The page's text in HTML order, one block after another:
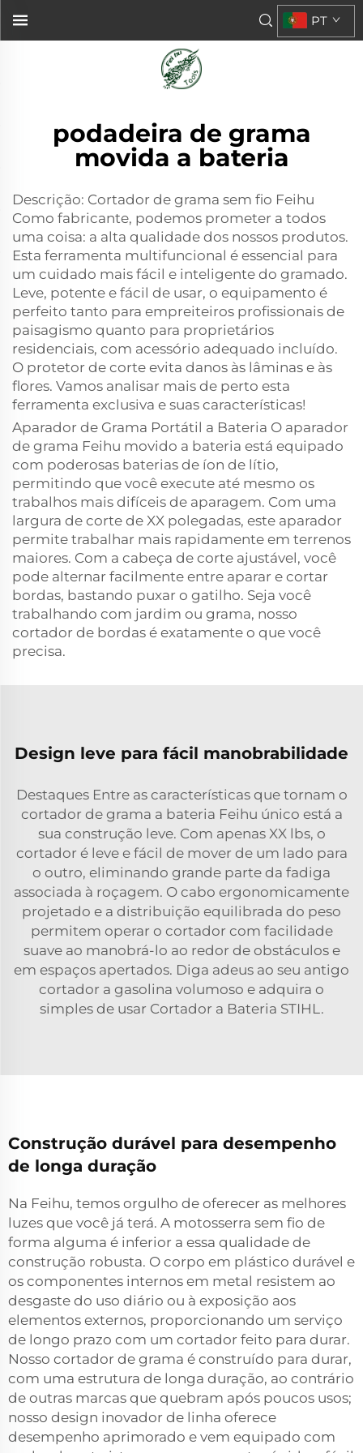
PT
podadeira de grama
movida a bateria
Descrição: Cortador de grama sem fio Feihu
Como fabricante, podemos prometer a todos
uma coisa: a alta qualidade dos nossos produtos.
Esta ferramenta multifuncional é essencial para
um cuidado mais fácil e inteligente do gramado.
Leve, potente e fácil de usar, o equipamento é
perfeito tanto para empreiteiros profissionais de
paisagismo quanto para proprietários
residenciais, com acessório adequado incluído.
O protetor de corte evita danos às lâminas e às
flores. Vamos analisar mais de perto esta
ferramenta exclusiva e suas características!
Aparador de Grama Portátil a Bateria O aparador
de grama Feihu movido a bateria está equipado
com poderosas baterias de íon de lítio,
permitindo que você execute até mesmo os
trabalhos mais difíceis de aparagem. Com uma
largura de corte de XX polegadas, este aparador
permite trabalhar mais rapidamente em terrenos
maiores. Com a cabeça de corte ajustável, você
pode alternar facilmente entre aparar e cortar
bordas, bastando puxar o gatilho. Seja você
trabalhando com jardim ou grama, nosso
cortador de bordas é exatamente o que você
precisa.
Design leve para fácil manobrabilidade
Destaques Entre as características que tornam o
cortador de grama a bateria Feihu único está a
sua construção leve. Com apenas XX lbs, o
cortador é leve e fácil de mover de um lado para
o outro, eliminando grande parte da fadiga
associada à roçagem. O cabo ergonomicamente
projetado e a distribuição equilibrada do peso
permitem operar o cortador com facilidade
suave ao manobrá-lo ao redor de obstáculos e
em espaços apertados. Diga adeus ao seu antigo
cortador a gasolina volumoso e adquira o
simples de usar Cortador a Bateria STIHL.
Construção durável para desempenho
de longa duração
Na Feihu, temos orgulho de oferecer as melhores
luzes que você já terá. A motosserra sem fio de
forma alguma é inferior a essa qualidade de
construção robusta. O corpo em plástico durável e
os componentes internos em metal resistem ao
desgaste do uso diário ou à exposição aos
elementos externos, proporcionando um serviço
de longo prazo com um cortador feito para durar.
Nosso cortador de grama é construído para durar,
com uma estrutura de longa duração, ao contrário
de outras marcas que quebram após poucos usos;
nosso design inovador de linha oferece
desempenho aprimorado e vem equipado com